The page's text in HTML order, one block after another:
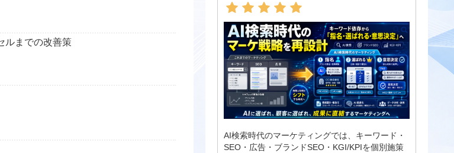
ルまでの改善策
AI検索時代のマーケティングでは、キーワード・
SEO・広告・ブランドSEO・KGI/KPIを個別施策